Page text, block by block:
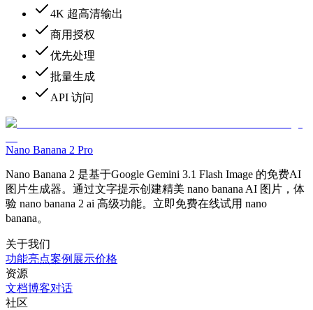
4K 超高清输出
商用授权
优先处理
批量生成
API 访问
Nano Banana 2 Pro
Nano Banana 2 是基于Google Gemini 3.1 Flash Image 的免费AI
图片生成器。通过文字提示创建精美 nano banana AI 图片，体
验 nano banana 2 ai 高级功能。立即免费在线试用 nano
banana。
关于我们
功能亮点案例展示价格
资源
文档博客对话
社区